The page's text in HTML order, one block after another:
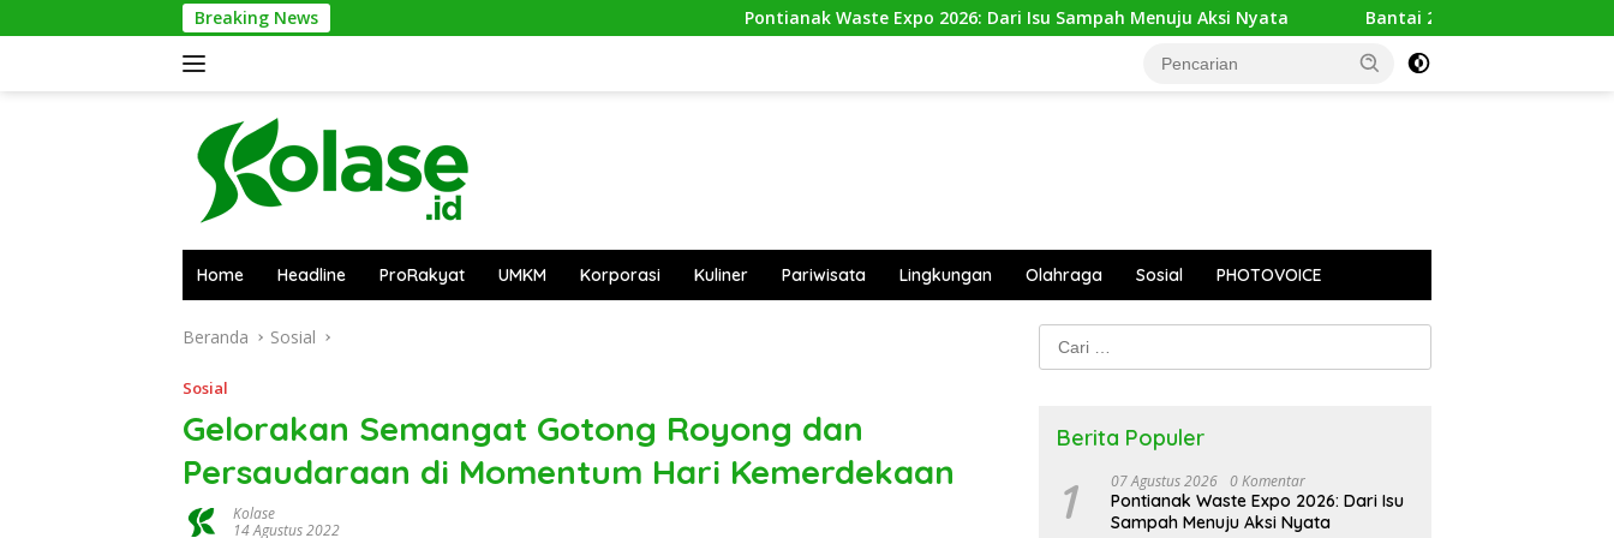
ke
Breaking News Pontianak Waste Expo 2026: Dari Isu Sampah Menuju Aksi Nyata Bantai 2.600 Trenggiling Demi Mitos Sesat,
Home Headline ProRakyat UMKM Korporasi Kuliner Pariwisata Lingkungan Olahraga Sosial PHOTOVOICE
Beranda Sosial
Sosial
Gelorakan Semangat Gotong Royong dan
Persaudaraan di Momentum Hari Kemerdekaan
Kolase
14 Agustus 2022
Cari
untuk:
Berita Populer
1 07 Agustus 2026 0 Komentar
Pontianak Waste Expo 2026: Dari Isu
Sampah Menuju Aksi Nyata